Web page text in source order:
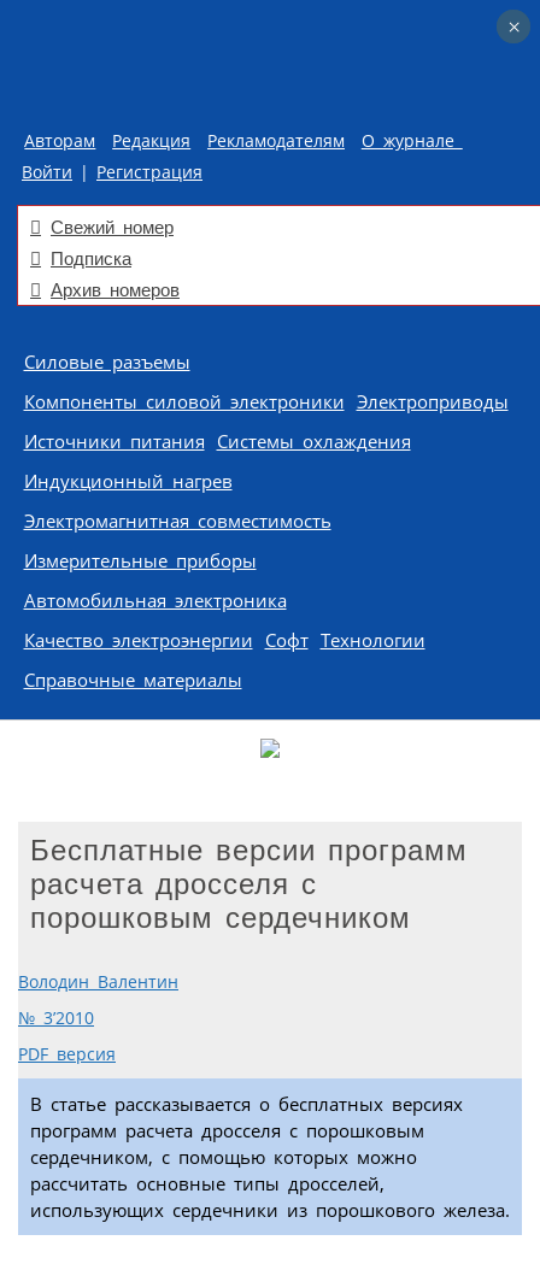
Авторам Редакция Рекламодателям
О журнале
Войти | Регистрация
Свежий номер
Подписка
Архив номеров
Skip to content
Силовые разъемы
Компоненты силовой электроники Электроприводы
Источники питания Системы охлаждения
Индукционный нагрев
Электромагнитная совместимость
Измерительные приборы
Автомобильная электроника
Качество электроэнергии Софт Технологии
Справочные материалы
Бесплатные версии программ
расчета дросселя с
порошковым сердечником
Володин Валентин
№ 3’2010
PDF версия
В статье рассказывается о бесплатных версиях
программ расчета дросселя с порошковым
сердечником, с помощью которых можно
рассчитать основные типы дросселей,
использующих сердечники из порошкового железа.
×
×